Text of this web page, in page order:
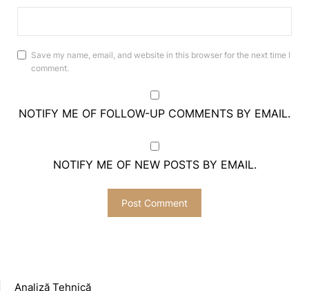
Save my name, email, and website in this browser for the next time I
comment.
NOTIFY ME OF FOLLOW-UP COMMENTS BY EMAIL.
NOTIFY ME OF NEW POSTS BY EMAIL.
Analiză Tehnică